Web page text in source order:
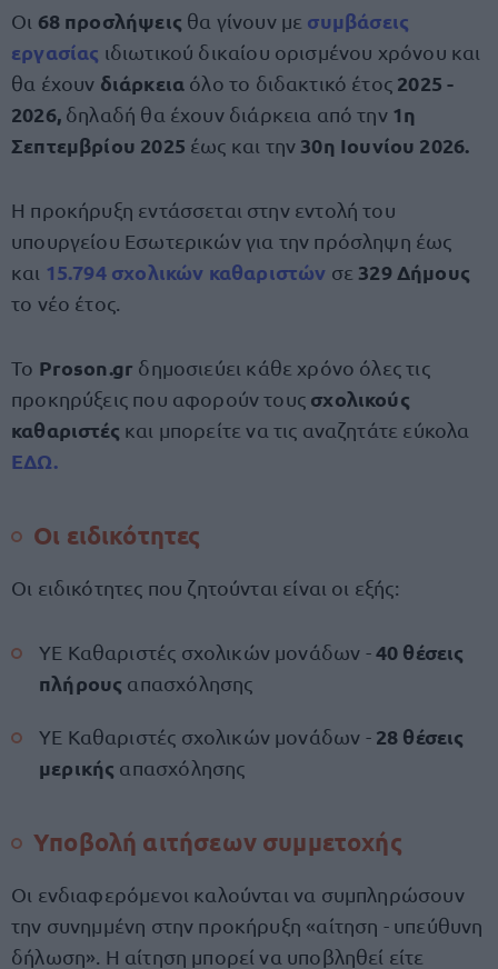
Οι 68 προσλήψεις θα γίνουν με συμβάσεις
εργασίας ιδιωτικού δικαίου ορισμένου χρόνου και
θα έχουν διάρκεια όλο το διδακτικό έτος 2025 -
2026,δηλαδή θα έχουν διάρκεια από την 1η
Σεπτεμβρίου 2025 έως και την 30η Ιουνίου 2026.
Η προκήρυξη εντάσσεται στην εντολή του
υπουργείου Εσωτερικών για την πρόσληψη έως
και 15.794 σχολικών καθαριστών σε 329 Δήμους
το νέο έτος.
Το Proson.gr δημοσιεύει κάθε χρόνο όλες τις
προκηρύξεις που αφορούν τους σχολικούς
καθαριστές και μπορείτε να τις αναζητάτε εύκολα
ΕΔΩ.
Οι ειδικότητες
Οι ειδικότητες που ζητούνται είναι οι εξής:
ΥΕ Καθαριστές σχολικών μονάδων -40 θέσεις
πλήρους απασχόλησης
ΥΕ Καθαριστές σχολικών μονάδων - 28 θέσεις
μερικής απασχόλησης
Υποβολή αιτήσεων συμμετοχής
Οι ενδιαφερόμενοι καλούνται να συμπληρώσουν
την συνημμένη στην προκήρυξη «αίτηση - υπεύθυνη
δήλωση». Η αίτηση μπορεί να υποβληθεί είτε